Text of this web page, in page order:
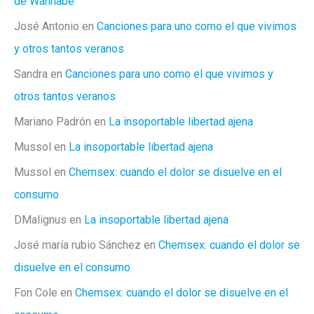
José Antonio en Canciones para uno como el que vivimos
y otros tantos veranos
Sandra en Canciones para uno como el que vivimos y
otros tantos veranos
Mariano Padrón en La insoportable libertad ajena
Mussol en La insoportable libertad ajena
Mussol en Chemsex: cuando el dolor se disuelve en el
consumo
DMalignus en La insoportable libertad ajena
José maría rubio Sánchez en Chemsex: cuando el dolor se
disuelve en el consumo
Fon Cole en Chemsex: cuando el dolor se disuelve en el